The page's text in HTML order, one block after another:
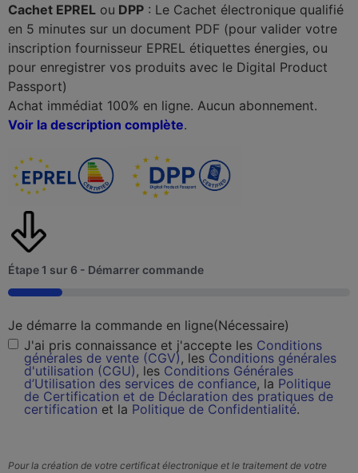
Cachet EPREL ou DPP : Le Cachet électronique qualifié
en 5 minutes sur un document PDF (pour valider votre
inscription fournisseur EPREL étiquettes énergies, ou
pour enregistrer vos produits avec le Digital Product
Passport)
Achat immédiat 100% en ligne. Aucun abonnement.
Voir la description complète.
Étape 1 sur 6 - Démarrer commande
16%
Je démarre la commande en ligne(Nécessaire)
J'ai pris connaissance et j'accepte les Conditions
générales de vente (CGV) , les Conditions générales
d'utilisation (CGU) , les Conditions Générales
d’Utilisation des services de confiance , la Politique
de Certification et de Déclaration des pratiques de
certification et la Politique de Confidentialité.
Pour la création de votre certificat électronique et le traitement de votre